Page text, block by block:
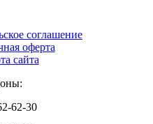
соглашение
оферта
сайта
62-30